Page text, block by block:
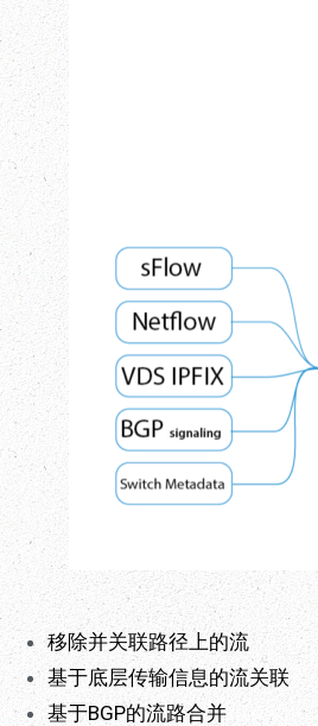
移除并关联路径上的流
基于底层传输信息的流关联
基于BGP的流路合并